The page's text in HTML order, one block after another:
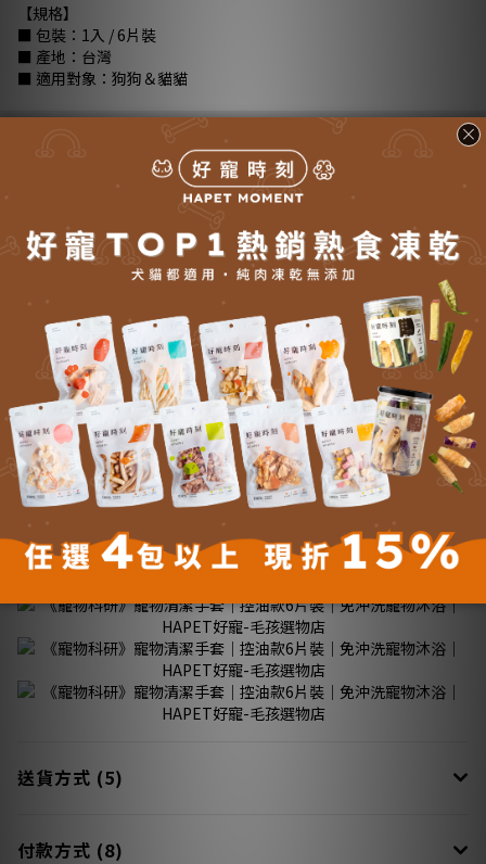
【規格】
■ 包裝：1入 / 6片裝
■ 產地：台灣
■ 適用對象：狗狗＆貓貓
更多說明
● 用神經醯胺做好保濕，皮膚問題少一半。
全系列低敏，呵護毛孩皮毛也呵護您的雙手。
●寵物嗅覺友善設計，忍冬香調類似於貓薄荷，貓咪喜歡的香氣。
●不過度添加人工香精，不含矽靈。
更多說明
送貨方式 (5)
付款方式 (8)